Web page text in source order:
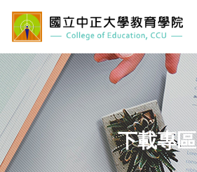
跳
到
主
要
內
容
區
下載專區